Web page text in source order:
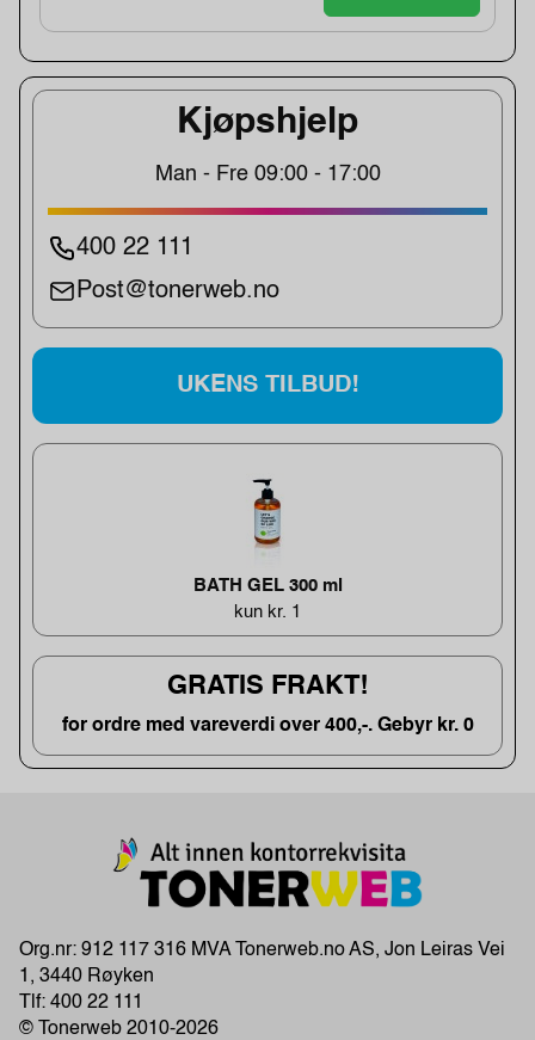
Kjøpshjelp
Man - Fre 09:00 - 17:00
400 22 111
Post@tonerweb.no
UKENS TILBUD!
BATH GEL 300 ml
kun kr. 1
GRATIS FRAKT!
for ordre med vareverdi over 400,-. Gebyr kr. 0
Org.nr: 912 117 316 MVA Tonerweb.no AS, Jon Leiras Vei
1, 3440 Røyken
Tlf: 400 22 111
© Tonerweb 2010-2026